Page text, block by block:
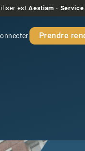
estAestiam - Service
Prendre